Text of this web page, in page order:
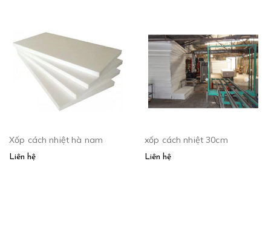
Xốp cách nhiệt hà nam
Liên hệ
xốp cách nhiệt 30cm
Liên hệ